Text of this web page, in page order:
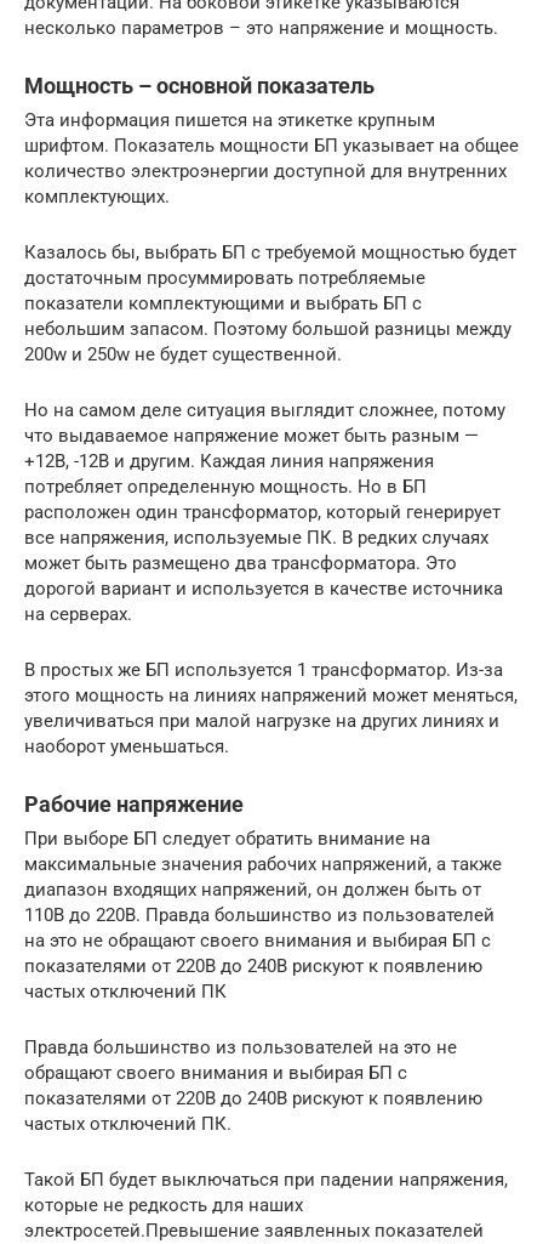
несколько параметров – это напряжение и мощность.
Мощность – основной показатель
Эта информация пишется на этикетке крупным
шрифтом. Показатель мощности БП указывает на общее
количество электроэнергии доступной для внутренних
комплектующих.
Казалось бы, выбрать БП с требуемой мощностью будет
достаточным просуммировать потребляемые
показатели комплектующими и выбрать БП с
небольшим запасом. Поэтому большой разницы между
200w и 250w не будет существенной.
Но на самом деле ситуация выглядит сложнее, потому
что выдаваемое напряжение может быть разным —
+12В, -12В и другим. Каждая линия напряжения
потребляет определенную мощность. Но в БП
расположен один трансформатор, который генерирует
все напряжения, используемые ПК. В редких случаях
может быть размещено два трансформатора. Это
дорогой вариант и используется в качестве источника
на серверах.
В простых же БП используется 1 трансформатор. Из-за
этого мощность на линиях напряжений может меняться,
увеличиваться при малой нагрузке на других линиях и
наоборот уменьшаться.
Рабочие напряжение
При выборе БП следует обратить внимание на
максимальные значения рабочих напряжений, а также
диапазон входящих напряжений, он должен быть от
110В до 220В. Правда большинство из пользователей
на это не обращают своего внимания и выбирая БП с
показателями от 220В до 240В рискуют к появлению
частых отключений ПК
Правда большинство из пользователей на это не
обращают своего внимания и выбирая БП с
показателями от 220В до 240В рискуют к появлению
частых отключений ПК.
Такой БП будет выключаться при падении напряжения,
которые не редкость для наших
электросетей.Превышение заявленных показателей